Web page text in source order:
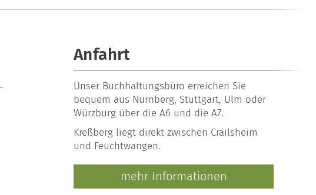
Anfahrt
Unser Buchhaltungsbüro erreichen Sie
bequem aus Nürnberg, Stuttgart, Ulm oder
Würzburg über die A6 und die A7.
Kreßberg liegt direkt zwischen Crailsheim
und Feuchtwangen.
mehr Informationen